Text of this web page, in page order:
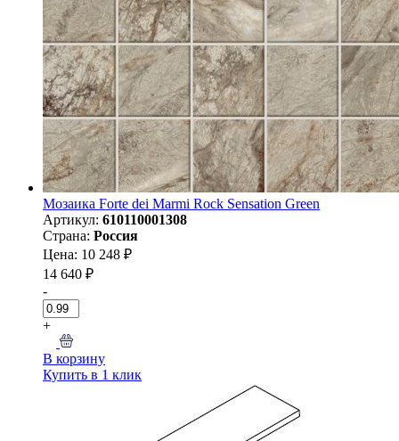
Мозаика Forte dei Marmi Rock Sensation Green
Артикул: 610110001308
Страна: Россия
Цена: 10 248 ₽
14 640 ₽
-
+
В корзину
Купить в 1 клик